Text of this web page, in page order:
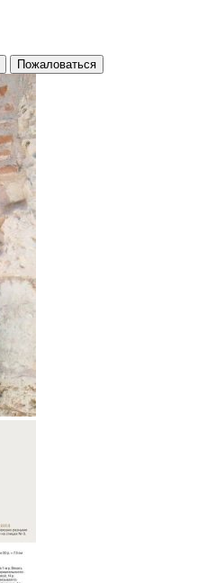
Пожаловаться